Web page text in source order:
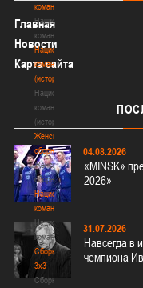
команда
Национальная
команда
Национальная
команда
(история)
Национальная
команда
(история)
Женские
сборные
Женские
сборные
Национальная
команда
Национальная
команда
Сборные
3х3
Сборные
Главная
Новости
Карта сайта
04.08.2026
«MINSK»
2026»
31.07.2026
Навсегда в
чемпиона